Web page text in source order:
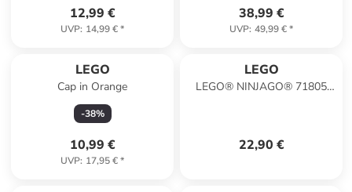
12,99 €
UVP: 14,99 €*
38,99 €
UVP: 49,99 €*
LEGO
Cap in Orange
-38%
10,99 €
UVP: 17,95 €*
LEGO
LEGO® NINJAGO® 71805
22,90 €